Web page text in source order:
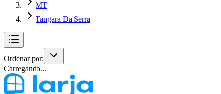
MT
Tangara Da Serra
Ordenar por:
Carregando...